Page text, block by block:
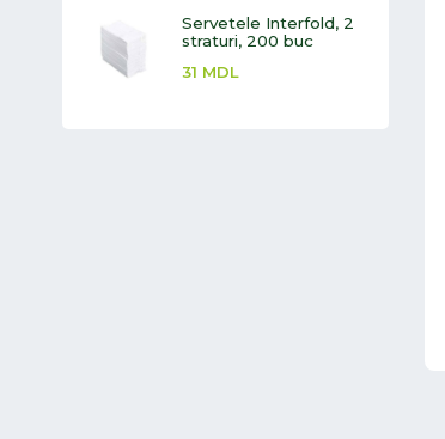
Servetele Interfold, 2
straturi, 200 buc
31 MDL